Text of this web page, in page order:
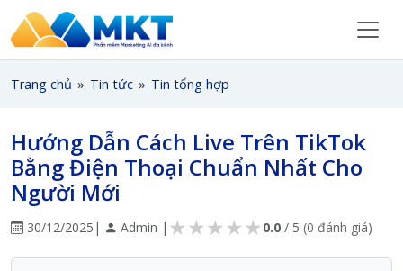
Trang chủ » Tin tức » Tin tổng hợp
Hướng Dẫn Cách Live Trên TikTok
Bằng Điện Thoại Chuẩn Nhất Cho
Người Mới
30/12/2025 | Admin | ★
★
★
★
★ 0.0 / 5 (0 đánh giá)